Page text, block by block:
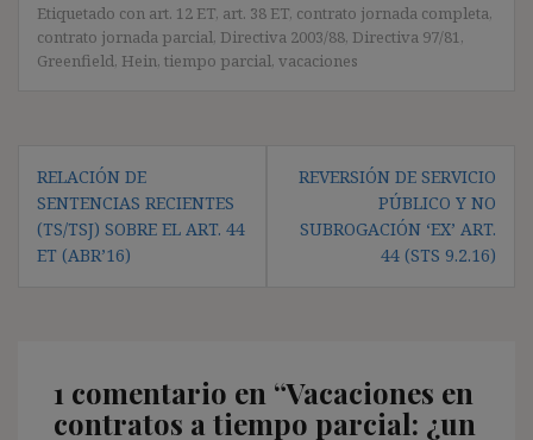
Etiquetado con art. 12 ET, art. 38 ET, contrato jornada completa,
contrato jornada parcial, Directiva 2003/88, Directiva 97/81 ,
Greenfield, Hein, tiempo parcial, vacaciones
Navegación
de
entradas
RELACIÓN DE
SENTENCIAS RECIENTES
(TS/TSJ) SOBRE EL ART. 44
ET (ABR’16)
REVERSIÓN DE SERVICIO
PÚBLICO Y NO
SUBROGACIÓN ‘EX’ ART.
44 (STS 9.2.16)
1 comentario en “Vacaciones en
contratos a tiempo parcial: ¿un